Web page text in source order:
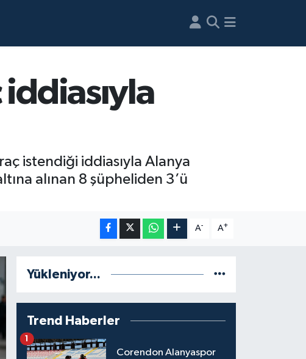
iddiasıyla
istendiği iddiasıyla Alanya
alınan 8 şüpheliden 3’ü
A- A+
Yükleniyor...
Trend Haberler
Corendon Alanyaspor
1